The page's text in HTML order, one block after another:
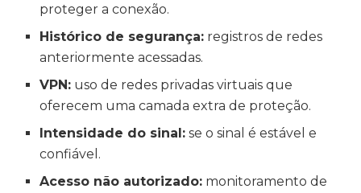
proteger a conexão.
Histórico de segurança: registros de redes
anteriormente acessadas.
VPN: uso de redes privadas virtuais que
oferecem uma camada extra de proteção.
Intensidade do sinal: se o sinal é estável e
confiável.
Acesso não autorizado: monitoramento de